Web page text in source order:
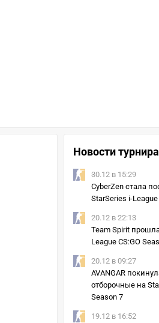
Новости турнира
30.12 в 15:29
CyberZen стала
StarSeries
20.12 в 22:13
Team Spirit
League CS:GO
20.12 в 09:27
AVANGAR
отборочные на
Season 7
19.12 в 16:52